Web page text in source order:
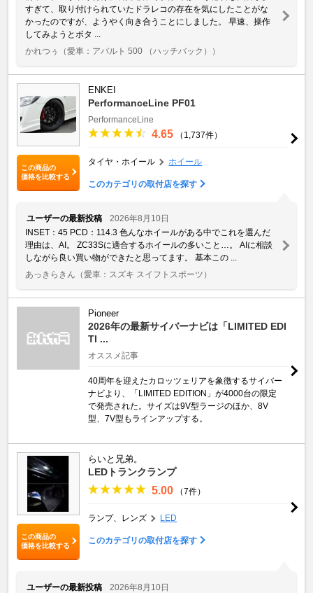
すぎて、取り付けられていたドラレコの存在を気にしたことがな
かったのですが、ようやく向き合うことにしました。 早速、操作
してみようとボタ ...
かれつぅ
（愛車：アバルト 500 （ハッチバック））
この商品の
価格を比較する
ENKEI
PerformanceLine PF01
PerformanceLine
4.65 （1,737件）
タイヤ・ホイール ホイール
このカテゴリの取付店を探す
ユーザーの最新投稿
2026年8月10日
INSET：45 PCD：114.3 色んなホイールがある中でこれを選んだ
理由は、AI。 ZC33Sに適合するホイールの多いこと…。 AIに相談
しながら良い買い物ができたと思ってます。 基本この ...
あっきらきん （愛車：スズキ スイフトスポーツ）
Pioneer
2026年の最新サイバーナビは「LIMITED EDI
TI ...
オススメ記事
40周年を迎えたカロッツェリアを象徴するサイバー
ナビより、「LIMITED EDITION」が4000台の限定
で発売された。サイズは9V型ラージのほか、8V
型、7V型もラインアップする。
この商品の
価格を比較する
らいと兄弟。
LEDトランクランプ
5.00 （7件）
ランプ、レンズ LED
このカテゴリの取付店を探す
ユーザーの最新投稿
2026年8月10日